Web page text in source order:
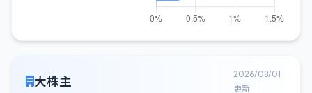
大株主
2026/08/01
更新